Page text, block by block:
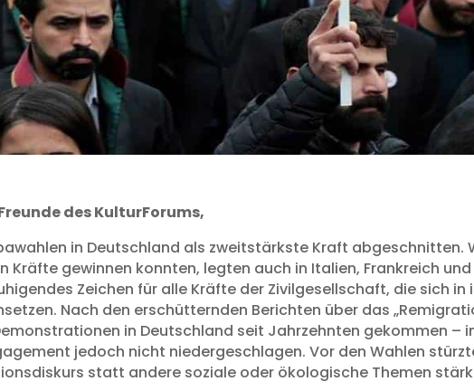
des KulturForums,
in Deutschland als zweitstärkste Kraft abgeschnitten.
Kräfte gewinnen konnten, legten auch in Italien, Frankreich
Zeichen für alle Kräfte der Zivilgesellschaft, die sich
Nach den erschütternden Berichten über das
in Deutschland seit Jahrzehnten gekommen –
jedoch nicht niedergeschlagen. Vor den Wahlen
statt andere soziale oder ökologische Themen